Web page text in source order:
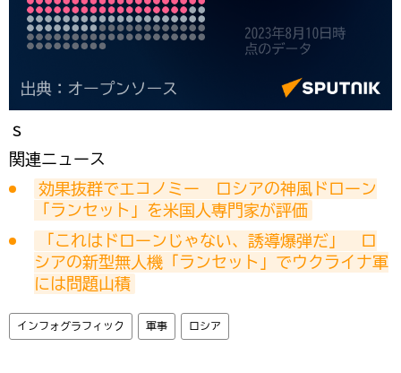
ｓ
関連ニュース
効果抜群でエコノミー　ロシアの神風ドローン
「ランセット」を米国人専門家が評価
「これはドローンじゃない、誘導爆弾だ」　ロ
シアの新型無人機「ランセット」でウクライナ軍
には問題山積
インフォグラフィック 軍事 ロシア